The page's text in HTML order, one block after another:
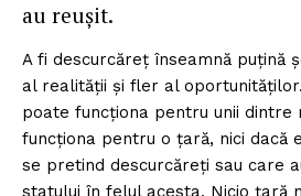
au reușit.
A fi descurcăreț înseamnă puțină
al realității și fler al
poate funcționa pentru unii dintre
funcționa pentru o țară, nici dacă
se pretind descurcăreți sau care
statului în felul acesta. Nicio țară